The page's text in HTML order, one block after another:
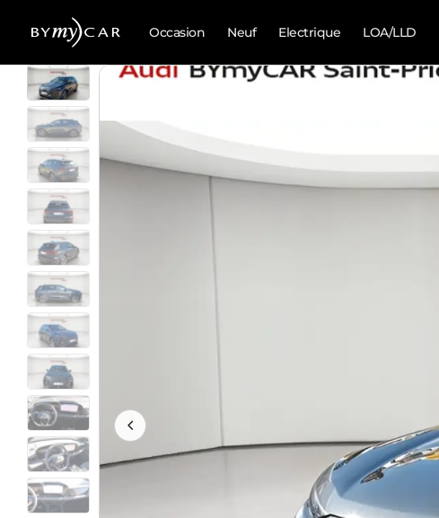
Occasion Neuf Electrique LOA/LLD